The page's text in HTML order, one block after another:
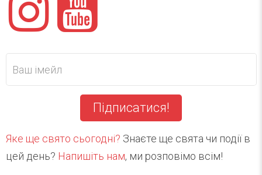
Підписатися!
Яке ще свято сьогодні? Знаєте ще свята чи події в
цей день? Напишіть нам, ми розповімо всім!